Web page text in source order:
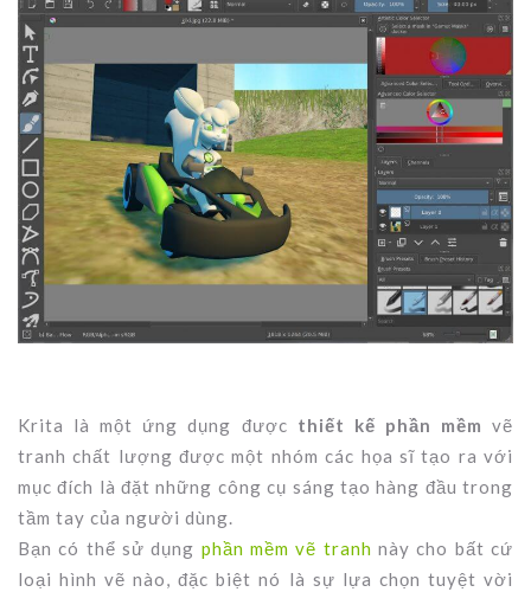
Krita là một ứng dụng được thiết kế phần mềm vẽ
tranh chất lượng được một nhóm các họa sĩ tạo ra với
mục đích là đặt những công cụ sáng tạo hàng đầu trong
tầm tay của người dùng.
Bạn có thể sử dụng phần mềm vẽ tranh này cho bất cứ
loại hình vẽ nào, đặc biệt nó là sự lựa chọn tuyệt vời